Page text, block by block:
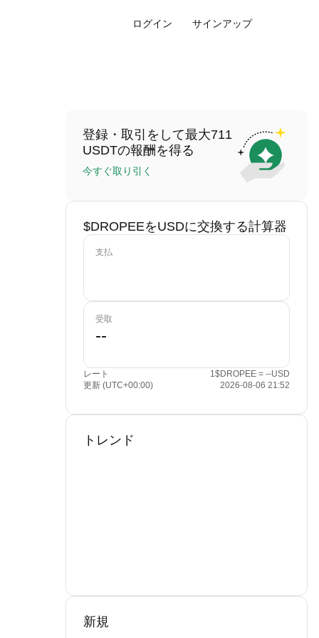
ログイン サインアップ
登録・取引をして最大711
USDTの報酬を得る
今すぐ取り引く
$DROPEEをUSDに交換する計算器
支払
受取
レート
1$DROPEE = --USD
更新 (UTC+00:00)
2026-08-06 21:52
トレンド
新規